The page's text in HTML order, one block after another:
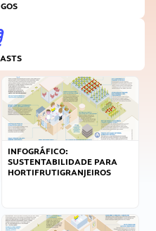
INFOGRÁFICO:
SUSTENTABILIDADE PARA
HORTIFRUTIGRANJEIROS